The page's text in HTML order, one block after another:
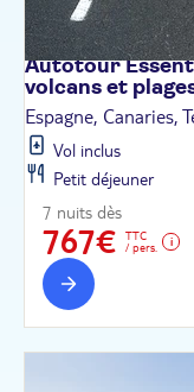
Autotour
volcans et
Espagne, Canaries,
Vol inclus
Petit déjeuner
7 nuits dès
767€
TTC
/ pers.